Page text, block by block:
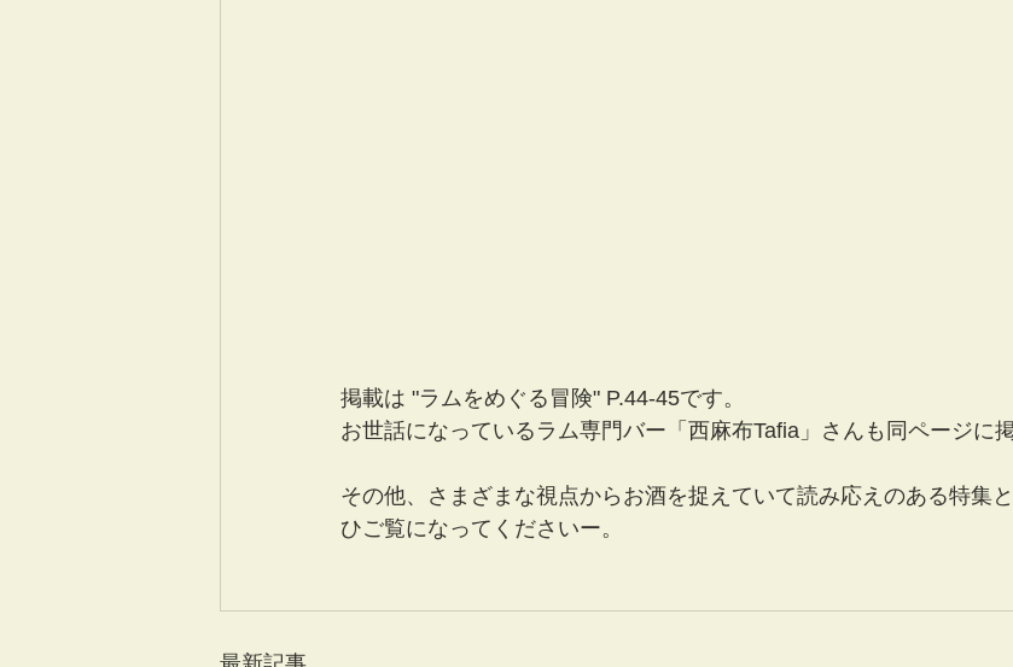
掲載は "ラムをめぐる冒険" P.44-45です。
お世話になっているラム専門バー「西麻布Tafia」さんも同ページに
その他、さまざまな視点からお酒を捉えていて読み応えのある特集
ひご覧になってくださいー。